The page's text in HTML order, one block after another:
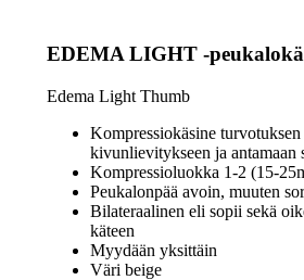
EDEMA LIGHT -
Edema Light Thumb
Kompressiokäsine
kivunlievitykseen ja antamaan
Kompressioluokka 1-2 (15-
Peukalonpää avoin, muuten
Bilateraalinen eli sopii sekä
käteen
Myydään yksittäin
Väri beige